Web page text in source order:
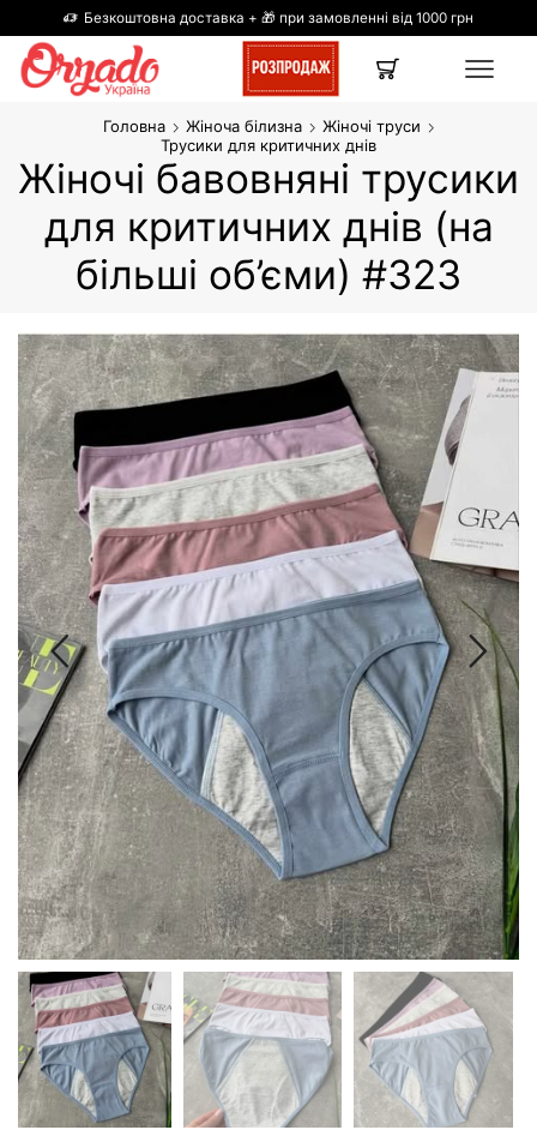
Безкоштовна доставка + 🎁 при замовленні від 1000 грн
Головна Жіноча білизна
Жіночі труси
Трусики для критичних днів
Жіночі бавовняні трусики
для критичних днів (на
більші об’єми) #323